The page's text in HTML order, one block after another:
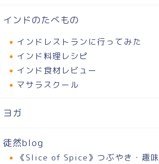
インドのたべもの
インドレストランに行ってみた
インド料理レシピ
インド食材レビュー
マサラスクール
ヨガ
徒然blog
《Slice of Spice》つぶやき・趣味